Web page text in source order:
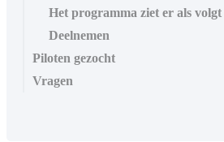
Het programma ziet er als
Deelnemen
Piloten gezocht
Vragen